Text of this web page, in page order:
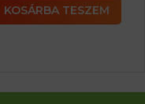
KOSÁRBA TESZEM